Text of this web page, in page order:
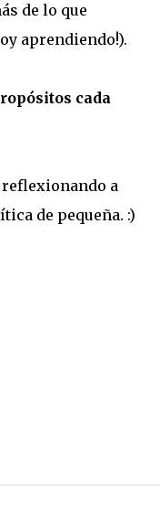
de lo que
aprendiendo!).
cada
reflexionando a
de pequeña. :)